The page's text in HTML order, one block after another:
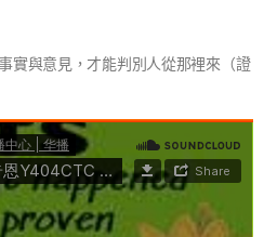
實與意見，才能判別人從那裡來（證